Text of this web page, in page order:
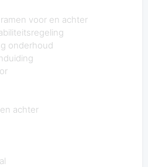
voor en achter
onderhoud
achter